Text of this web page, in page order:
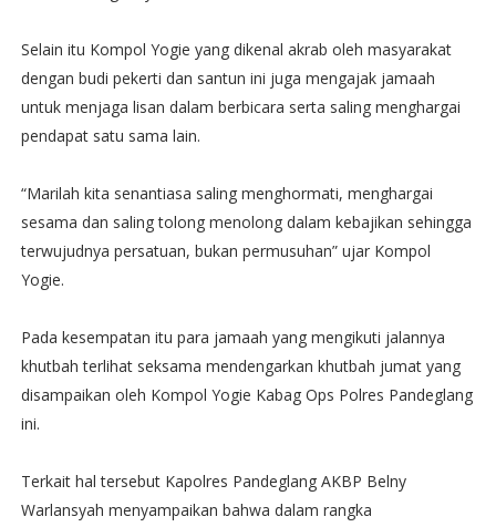
Selain itu Kompol Yogie yang dikenal akrab oleh masyarakat
dengan budi pekerti dan santun ini juga mengajak jamaah
untuk menjaga lisan dalam berbicara serta saling menghargai
pendapat satu sama lain.
“Marilah kita senantiasa saling menghormati, menghargai
sesama dan saling tolong menolong dalam kebajikan sehingga
terwujudnya persatuan, bukan permusuhan” ujar Kompol
Yogie.
Pada kesempatan itu para jamaah yang mengikuti jalannya
khutbah terlihat seksama mendengarkan khutbah jumat yang
disampaikan oleh Kompol Yogie Kabag Ops Polres Pandeglang
ini.
Terkait hal tersebut Kapolres Pandeglang AKBP Belny
Warlansyah menyampaikan bahwa dalam rangka